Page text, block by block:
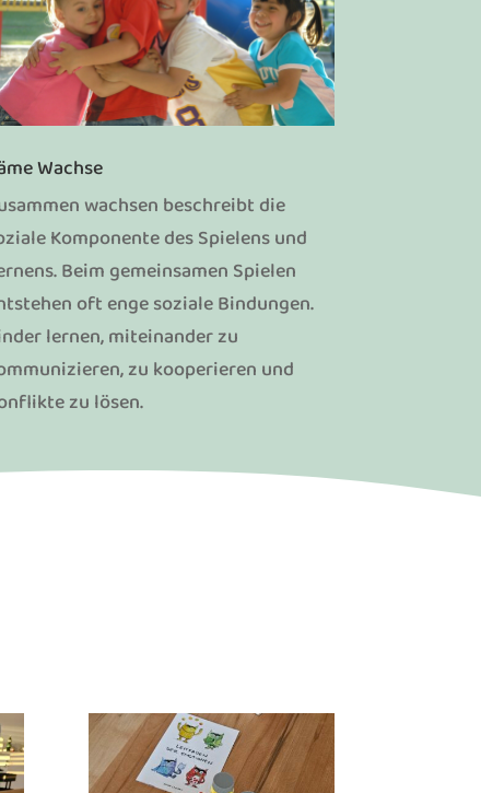
Wachse
wachsen beschreibt die
Komponente des Spielens und
Beim gemeinsamen Spielen
oft enge soziale Bindungen.
lernen, miteinander zu
zu kooperieren und
zu lösen.